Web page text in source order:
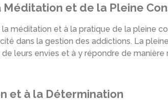
et de la Pleine
méditation et à la pratique de la pleine
dans la gestion des addictions. La
leurs envies et à y répondre de
et à la Détermination